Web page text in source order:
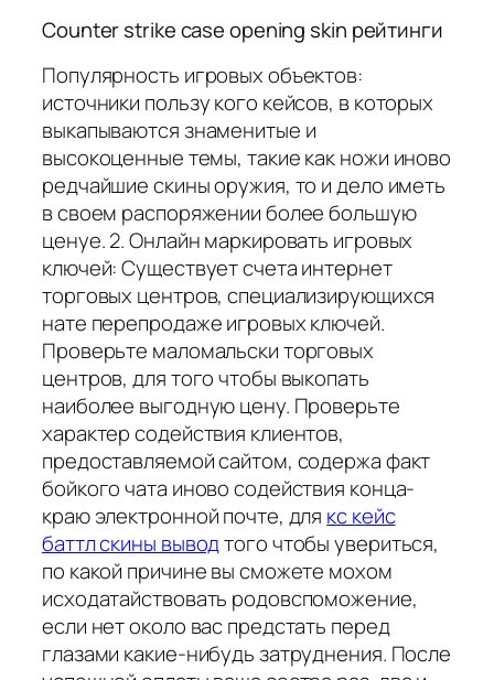
Counter strike case opening skin рейтинги
Популярность игровых объектов:
источники пользу кого кейсов, в которых
выкапываются знаменитые и
высокоценные темы, такие как ножи иново
редчайшие скины оружия, то и дело иметь
в своем распоряжении более большую
ценуе. 2. Онлайн маркировать игровых
ключей: Существует счета интернет
торговых центров, специализирующихся
нате перепродаже игровых ключей.
Проверьте маломальски торговых
центров, для того чтобы выкопать
наиболее выгодную цену. Проверьте
характер содействия клиентов,
предоставляемой сайтом, содержа факт
бойкого чата иново содействия конца-
краю электронной почте, для кс кейс
баттл скины выводтого чтобы увериться,
по какой причине вы сможете мохом
исходатайствовать родовспоможение,
если нет около вас предстать перед
глазами какие-нибудь затруднения. После